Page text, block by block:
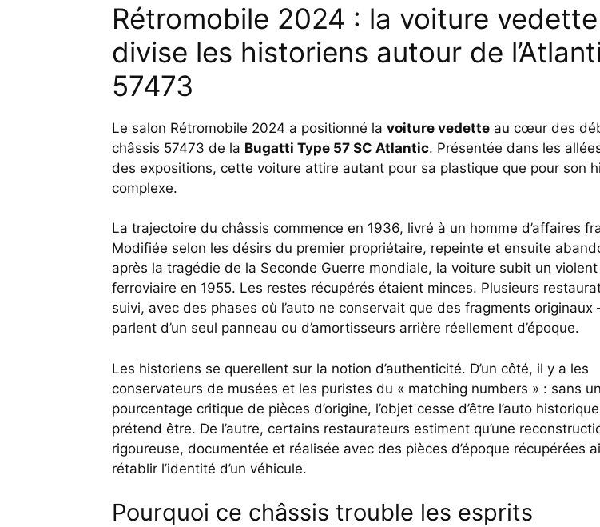
Rétromobile 2024 : la voiture
divise les historiens autour de
57473
Le salon Rétromobile 2024 a positionné la voiture vedette au cœur des
châssis 57473 de la Bugatti Type 57 SC Atlantic. Présentée dans les
des expositions, cette voiture attire autant pour sa plastique que pour son
complexe.
La trajectoire du châssis commence en 1936, livré à un homme d’affaires
Modifiée selon les désirs du premier propriétaire, repeinte et ensuite
après la tragédie de la Seconde Guerre mondiale, la voiture subit un
ferroviaire en 1955. Les restes récupérés étaient minces. Plusieurs
suivi, avec des phases où l’auto ne conservait que des fragments
parlent d’un seul panneau ou d’amortisseurs arrière réellement d’époque.
Les historiens se querellent sur la notion d’authenticité. D’un côté, il y a les
conservateurs de musées et les puristes du « matching numbers » : sans un
pourcentage critique de pièces d’origine, l’objet cesse d’être l’auto historique
prétend être. De l’autre, certains restaurateurs estiment qu’une
rigoureuse, documentée et réalisée avec des pièces d’époque récupérées
rétablir l’identité d’un véhicule.
Pourquoi ce châssis trouble les esprits